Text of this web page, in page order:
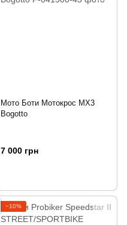
Мото Боти Мотокрос MX3
Bogotto
7 000 грн
−10%